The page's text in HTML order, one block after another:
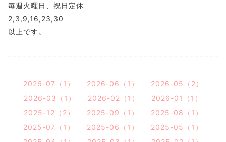
毎週火曜日、祝日定休
2,3,9,16,23,30
以上です。
2026-07（1） 2026-06（1）
2026-05（2）
2026-03（1）
2026-02（1）
2026-01（1）
2025-12（2）
2025-09（1）
2025-08（1）
2025-07（1）
2025-06（1）
2025-05（1）